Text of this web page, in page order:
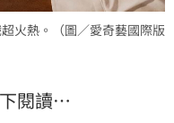
火熱。（圖／愛奇藝國際版
閱讀…